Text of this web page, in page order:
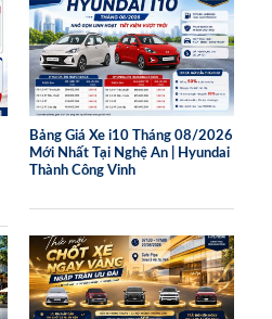
Bảng Giá Xe i10 Tháng 08/2026
Mới Nhất Tại Nghệ An | Hyundai
Thành Công Vinh